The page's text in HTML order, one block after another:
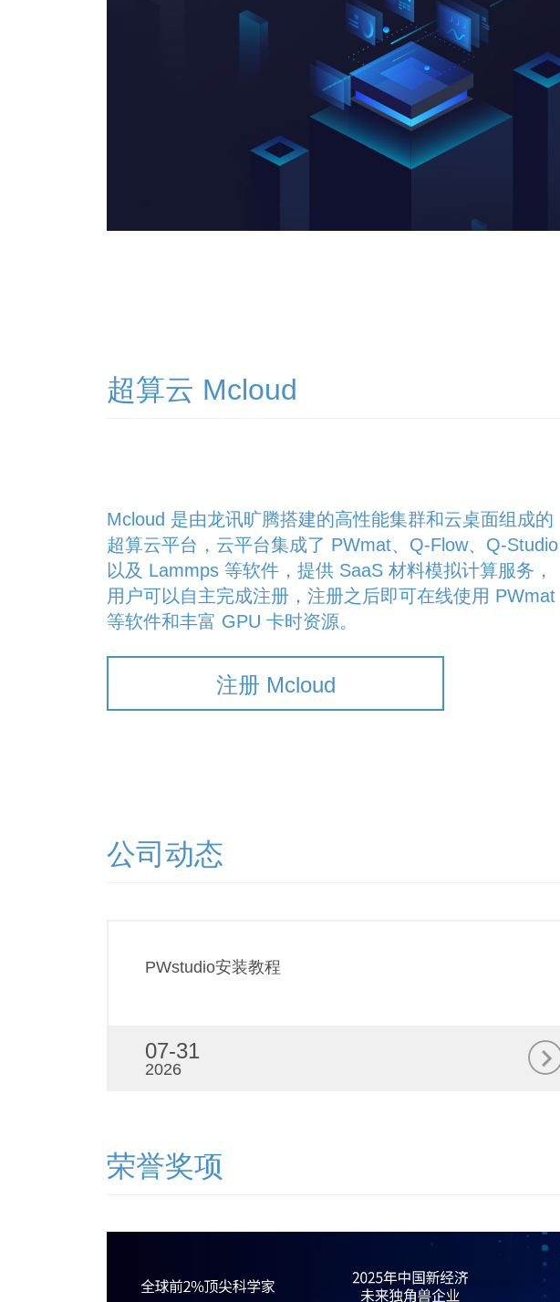
超算云 Mcloud
Mcloud 是由龙讯旷腾搭建的高性能集群和云桌面组成的
超算云平台，云平台集成了 PWmat、Q-Flow、Q-Studio
以及 Lammps 等软件，提供 SaaS 材料模拟计算服务，
用户可以自主完成注册，注册之后即可在线使用 PWmat
等软件和丰富 GPU 卡时资源。
注册 Mcloud
公司动态
PWstudio安装教程
07-31
2026
荣誉奖项